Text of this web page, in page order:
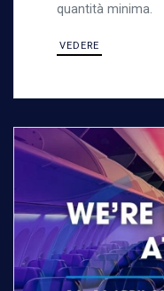
quantità minima.
VEDERE